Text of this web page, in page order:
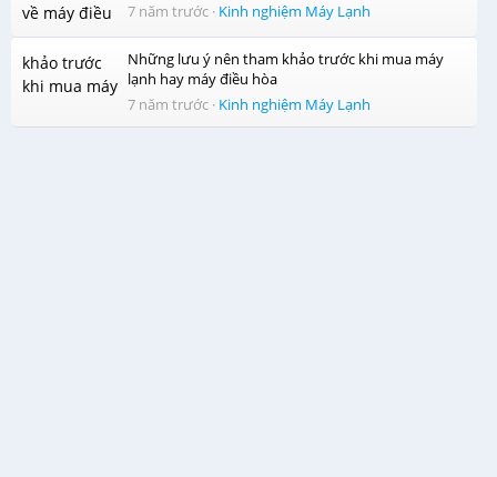
7 năm trước · Kinh nghiệm Máy Lạnh
Những lưu ý nên tham khảo trước khi mua máy
lạnh hay máy điều hòa
7 năm trước · Kinh nghiệm Máy Lạnh
điện năng khởi động cài đặt lại tự đầu, bạn còn giảm đáng
kể thời gian cài đặt lại từ đầu, giúp bạn có giấc ngủ ngon
không mất giấc.